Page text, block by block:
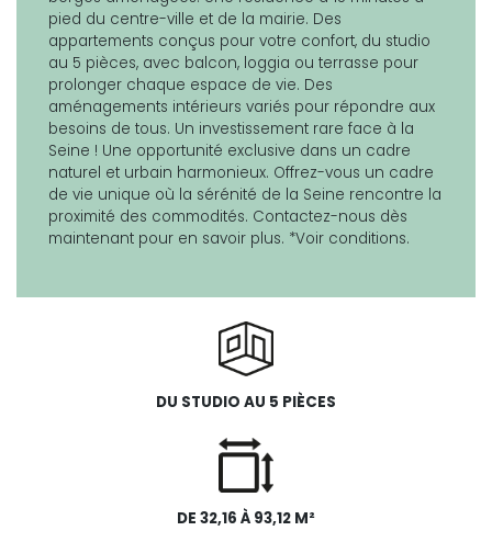
pied du centre-ville et de la mairie. Des
appartements conçus pour votre confort, du studio
au 5 pièces, avec balcon, loggia ou terrasse pour
prolonger chaque espace de vie. Des
aménagements intérieurs variés pour répondre aux
besoins de tous. Un investissement rare face à la
Seine ! Une opportunité exclusive dans un cadre
naturel et urbain harmonieux. Offrez-vous un cadre
de vie unique où la sérénité de la Seine rencontre la
proximité des commodités. Contactez-nous dès
maintenant pour en savoir plus. *Voir conditions.
DU STUDIO AU 5 PIÈCES
DE 32,16 À 93,12 M²